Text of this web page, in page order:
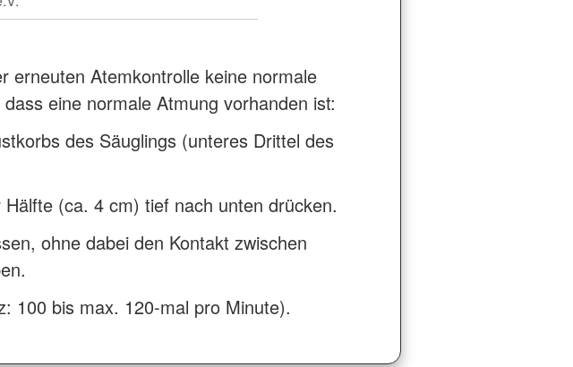
erneuten Atemkontrolle keine normale
eine normale Atmung vorhanden ist:
des Säuglings (unteres Drittel des
(ca. 4 cm) tief nach unten drücken.
ohne dabei den Kontakt zwischen
100 bis max. 120-mal pro Minute).